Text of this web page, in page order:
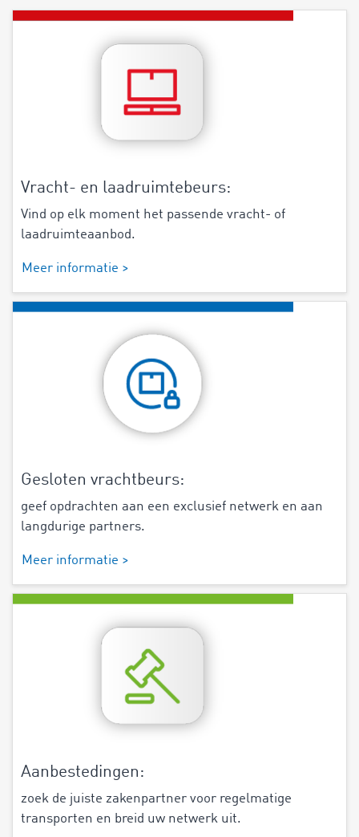
Vracht- en laadruimtebeurs:
Vind op elk moment het passende vracht- of
laadruimteaanbod.
Meer informatie >
Gesloten vrachtbeurs:
geef opdrachten aan een exclusief netwerk en aan
langdurige partners.
Meer informatie >
Aanbestedingen:
zoek de juiste zakenpartner voor regelmatige
transporten en breid uw netwerk uit.